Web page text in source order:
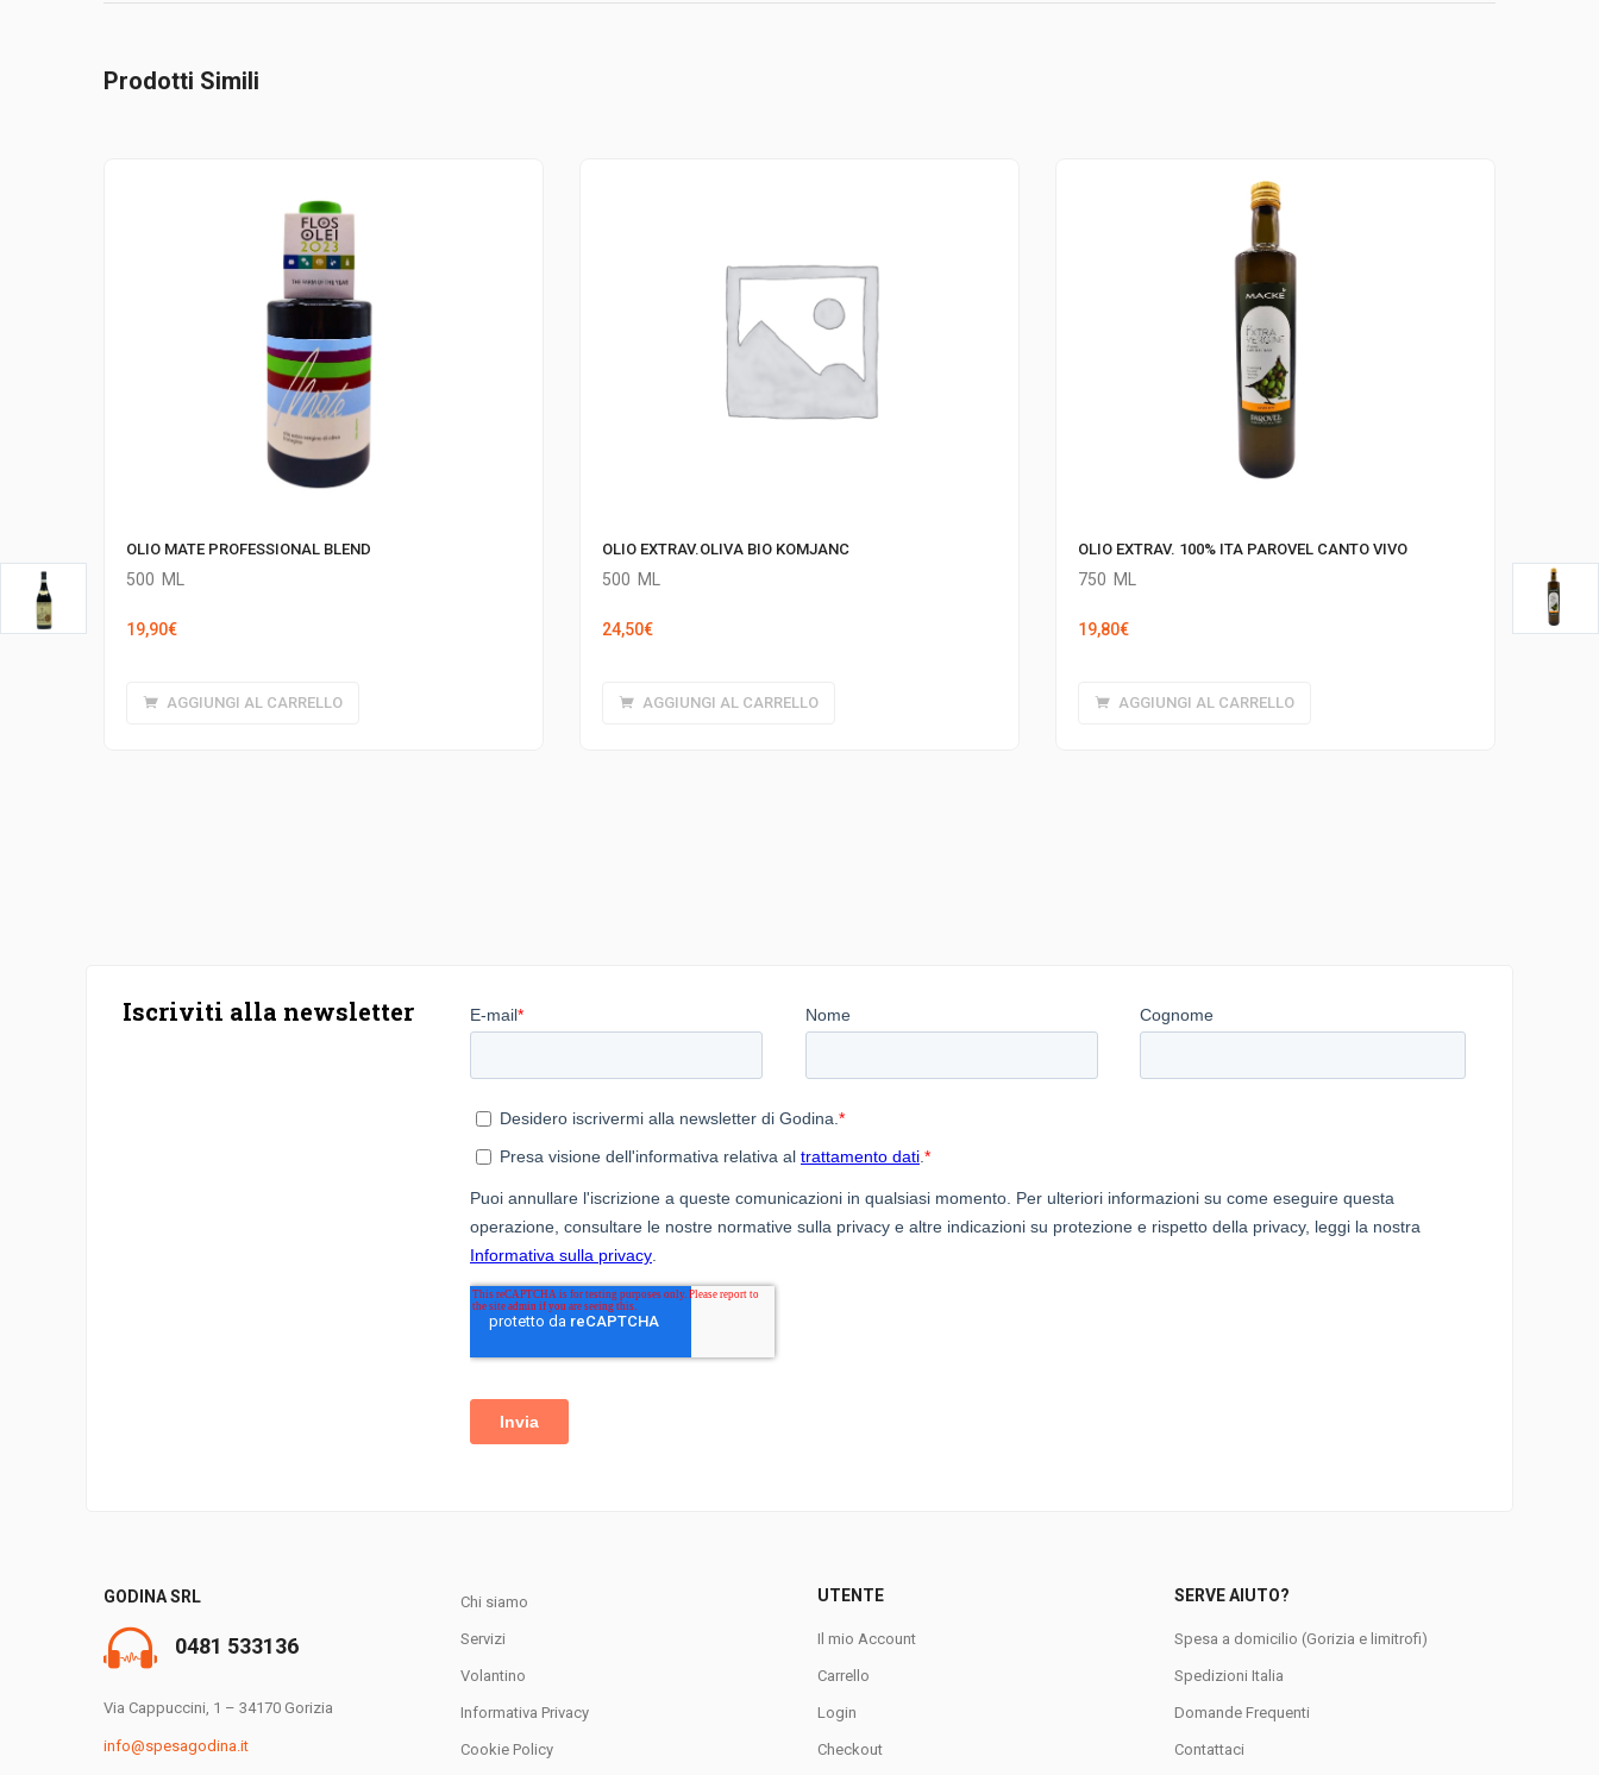
Prodotti Simili
OLIO MATE PROFESSIONAL BLEND
500 ML
19,90€
AGGIUNGI AL CARRELLO
OLIO EXTRAV.OLIVA BIO KOMJANC
500 ML
24,50€
AGGIUNGI AL CARRELLO
OLIO EXTRAV. 100% ITA PAROVEL CANTO VIVO
750 ML
19,80€
AGGIUNGI AL CARRELLO
Iscriviti alla newsletter
GODINA SRL
0481 533136
Via Cappuccini, 1 – 34170 Gorizia
info@spesagodina.it
Chi siamo
Servizi
Volantino
Informativa Privacy
Cookie Policy
UTENTE
Il mio Account
Carrello
Login
Checkout
SERVE AIUTO?
Spesa a domicilio (Gorizia e limitrofi)
Spedizioni Italia
Domande Frequenti
Contattaci